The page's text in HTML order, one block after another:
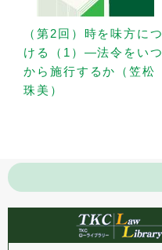
（第2回）時を味方につ
ける（1）—法令をいつ
から施行するか（笠松
珠美）